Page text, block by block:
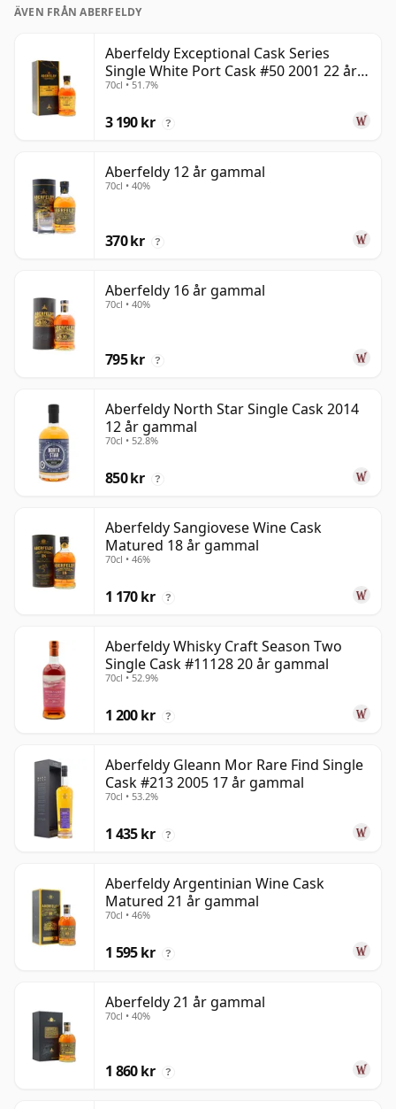
ÄVEN FRÅN ABERFELDY
Aberfeldy Exceptional Cask Series
Single White Port Cask #50 2001 22 år
gammal
70cl • 51.7%
3 190 kr ?
Aberfeldy 12 år gammal
70cl • 40%
370 kr ?
Aberfeldy 16 år gammal
70cl • 40%
795 kr ?
Aberfeldy North Star Single Cask 2014
12 år gammal
70cl • 52.8%
850 kr ?
Aberfeldy Sangiovese Wine Cask
Matured 18 år gammal
70cl • 46%
1 170 kr ?
Aberfeldy Whisky Craft Season Two
Single Cask #11128 20 år gammal
70cl • 52.9%
1 200 kr ?
Aberfeldy Gleann Mor Rare Find Single
Cask #213 2005 17 år gammal
70cl • 53.2%
1 435 kr ?
Aberfeldy Argentinian Wine Cask
Matured 21 år gammal
70cl • 46%
1 595 kr ?
Aberfeldy 21 år gammal
70cl • 40%
1 860 kr ?